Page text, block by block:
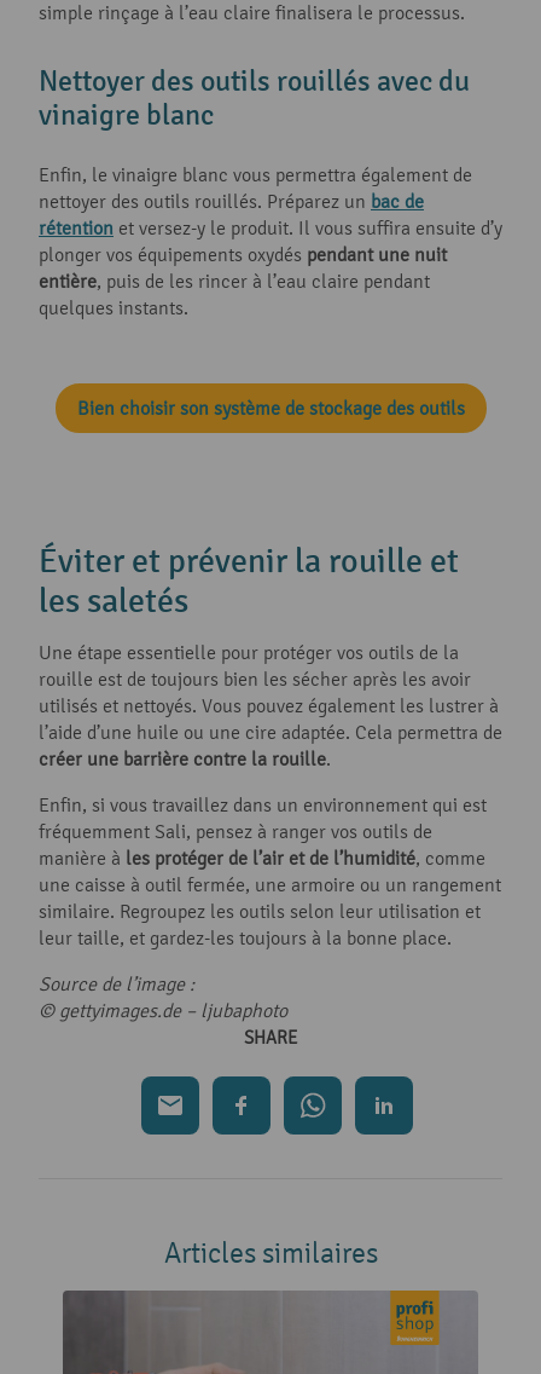
simple rinçage à l’eau claire finalisera le processus.
Nettoyer des outils rouillés avec du
vinaigre blanc
Enfin, le vinaigre blanc vous permettra également de
nettoyer des outils rouillés. Préparez un bac de
rétention et versez-y le produit. Il vous suffira ensuite d’y
plonger vos équipements oxydés pendant une nuit
entière, puis de les rincer à l’eau claire pendant
quelques instants.
Bien choisir son système de stockage des outils
Éviter et prévenir la rouille et
les saletés
Une étape essentielle pour protéger vos outils de la
rouille est de toujours bien les sécher après les avoir
utilisés et nettoyés. Vous pouvez également les lustrer à
l’aide d’une huile ou une cire adaptée. Cela permettra de
créer une barrière contre la rouille.
Enfin, si vous travaillez dans un environnement qui est
fréquemment Sali, pensez à ranger vos outils de
manière à les protéger de l’air et de l’humidité, comme
une caisse à outil fermée, une armoire ou un rangement
similaire. Regroupez les outils selon leur utilisation et
leur taille, et gardez-les toujours à la bonne place.
Source de l’image :
© gettyimages.de – ljubaphoto
SHARE
Articles similaires